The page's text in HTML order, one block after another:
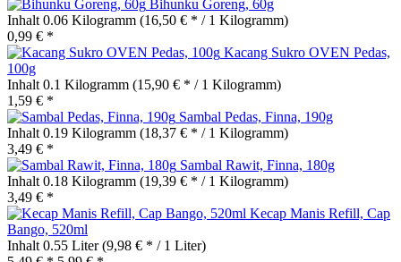
Bihunku Goreng, 60g
Inhalt 0.06 Kilogramm (16,50 € * / 1 Kilogramm)
0,99 € *
Kacang Sukro OVEN Pedas,
100g
Inhalt 0.1 Kilogramm (15,90 € * / 1 Kilogramm)
1,59 € *
Sambal Pedas, Finna, 190g
Inhalt 0.19 Kilogramm (18,37 € * / 1 Kilogramm)
3,49 € *
Sambal Rawit, Finna, 180g
Inhalt 0.18 Kilogramm (19,39 € * / 1 Kilogramm)
3,49 € *
Kecap Manis Refill, Cap
Bango, 520ml
Inhalt 0.55 Liter(9,98 € * / 1 Liter)